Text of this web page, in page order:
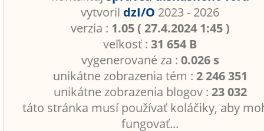
vytvoril dzI/O 2023 - 2026
verzia : 1.05 ( 27.4.2024 1:45 )
veľkosť :31 654 B
vygenerované za : 0.026 s
unikátne zobrazenia tém : 2 246 351
unikátne zobrazenia blogov : 23 032
táto stránka musí používať koláčiky, aby
fungovať...